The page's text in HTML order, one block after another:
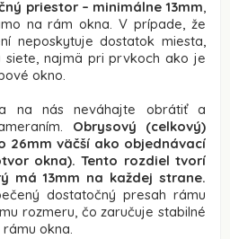
priestor – minimálne 13mm,
na rám okna. V prípade, že
neposkytuje dostatok miesta,
siete, najmä pri prvkoch ako je
okno.
na nás neváhajte obrátiť a
Obrysový (celkový)
26mm väčší ako objednávací
okna). Tento rozdiel tvorí
má 13mm na každej strane.
dostatočný presah rámu
rozmeru, čo zaručuje stabilné
okna.